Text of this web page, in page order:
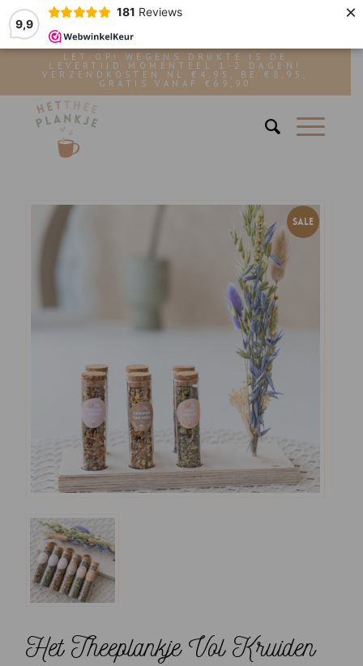
9,9
181 Reviews ×
LET OP! WEGENS DRUKTE IS DE
LEVERTIJD MOMENTEEL 1-2 DAGEN!
VERZENDKOSTEN NL €4,95, BE €8,95,
GRATIS VANAF €69,90
SALE
Het Theeplankje Vol Kruiden